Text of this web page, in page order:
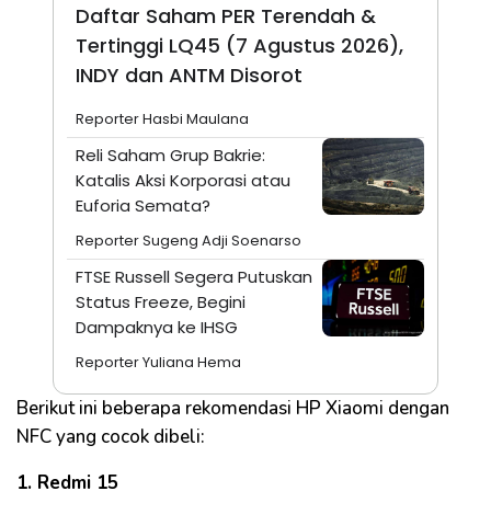
Daftar Saham PER Terendah &
Tertinggi LQ45 (7 Agustus 2026),
INDY dan ANTM Disorot
Reporter Hasbi Maulana
Reli Saham Grup Bakrie:
Katalis Aksi Korporasi atau
Euforia Semata?
Reporter Sugeng Adji Soenarso
FTSE Russell Segera Putuskan
Status Freeze, Begini
Dampaknya ke IHSG
Reporter Yuliana Hema
Berikut ini beberapa rekomendasi HP Xiaomi dengan
NFC yang cocok dibeli:
1. Redmi 15